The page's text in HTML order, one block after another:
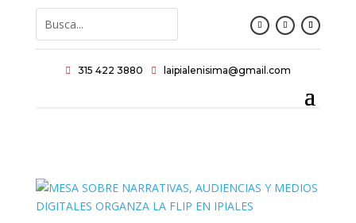
 315 422 3880  laipialenisima@gmail.com